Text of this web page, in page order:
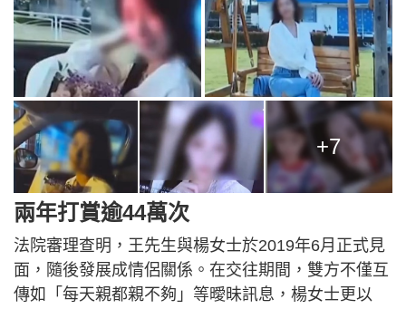
+7
兩年打賞逾44萬次
法院審理查明，王先生與楊女士於2019年6月正式見
面，隨後發展成情侶關係。在交往期間，雙方不僅互
傳如「每天親都親不夠」等曖昧訊息，楊女士更以